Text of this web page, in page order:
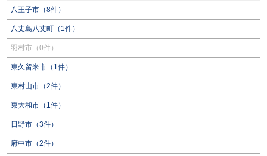
八王子市（8件）
八丈島八丈町（1件）
羽村市（0件）
東久留米市（1件）
東村山市（2件）
東大和市（1件）
日野市（3件）
府中市（2件）